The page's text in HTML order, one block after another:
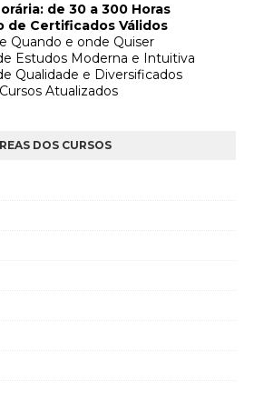
de 30 a 300 Horas
de Certificados Válidos
Quando e onde Quiser
Estudos Moderna e Intuitiva
Qualidade e Diversificados
Atualizados
DOS CURSOS